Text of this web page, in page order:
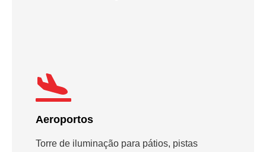
Aeroportos
Torre de iluminação para pátios, pistas